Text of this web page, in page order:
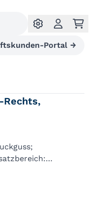
Portal →
Rechts,
silb...